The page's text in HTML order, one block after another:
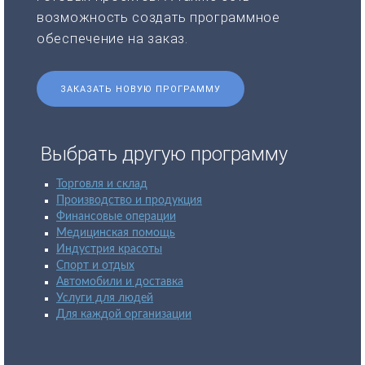
возможность создать программное
обеспечение на заказ.
ЗАКАЗАТЬ НОВУЮ ПРОГРАММУ
Выбрать другую программу
Торговля и склад
Производство и продукция
Финансовые операции
Медицинская помощь
Индустрия красоты
Спорт и отдых
Автомобили и доставка
Услуги для людей
Для каждой организации